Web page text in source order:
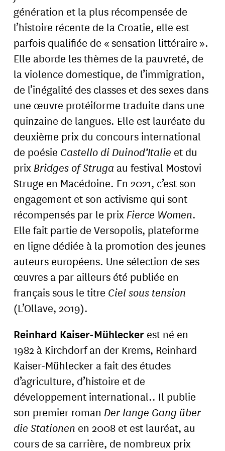
génération et la plus récompensée de
l’histoire récente de la Croatie, elle est
parfois qualifiée de « sensation littéraire ».
Elle aborde les thèmes de la pauvreté, de
la violence domestique, de l’immigration,
de l’inégalité des classes et des sexes dans
une œuvre protéiforme traduite dans une
quinzaine de langues. Elle est lauréate du
deuxième prix du concours international
de poésie Castello di Duinod’Italie et du
prix Bridges of Struga au festival Mostovi
Struge en Macédoine. En 2021, c’est son
engagement et son activisme qui sont
récompensés par le prix Fierce Women.
Elle fait partie de Versopolis, plateforme
en ligne dédiée à la promotion des jeunes
auteurs européens. Une sélection de ses
œuvres a par ailleurs été publiée en
français sous le titre Ciel sous tension
(L’Ollave, 2019).
Reinhard Kaiser-Mühlecker est né en
1982 à Kirchdorf an der Krems, Reinhard
Kaiser-Mühlecker a fait des études
d’agriculture, d’histoire et de
développement international.. Il publie
son premier roman Der lange Gang über
die Stationen en 2008 et est lauréat, au
cours de sa carrière, de nombreux prix